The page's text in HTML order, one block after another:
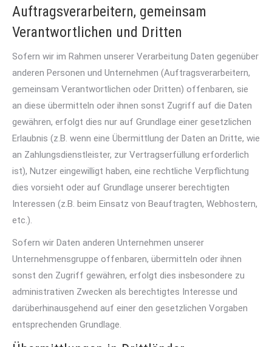
Auftragsverarbeitern, gemeinsam
Verantwortlichen und Dritten
Sofern wir im Rahmen unserer Verarbeitung Daten gegenüber
anderen Personen und Unternehmen (Auftragsverarbeitern,
gemeinsam Verantwortlichen oder Dritten) offenbaren, sie
an diese übermitteln oder ihnen sonst Zugriff auf die Daten
gewähren, erfolgt dies nur auf Grundlage einer gesetzlichen
Erlaubnis (z.B. wenn eine Übermittlung der Daten an Dritte, wie
an Zahlungsdienstleister, zur Vertragserfüllung erforderlich
ist), Nutzer eingewilligt haben, eine rechtliche Verpflichtung
dies vorsieht oder auf Grundlage unserer berechtigten
Interessen (z.B. beim Einsatz von Beauftragten, Webhostern,
etc.).
Sofern wir Daten anderen Unternehmen unserer
Unternehmensgruppe offenbaren, übermitteln oder ihnen
sonst den Zugriff gewähren, erfolgt dies insbesondere zu
administrativen Zwecken als berechtigtes Interesse und
darüberhinausgehend auf einer den gesetzlichen Vorgaben
entsprechenden Grundlage.